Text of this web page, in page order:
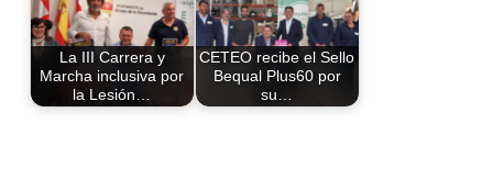
La III Carrera y
Marcha inclusiva por
la Lesión…
CETEO recibe el Sello
Bequal Plus60 por
su…